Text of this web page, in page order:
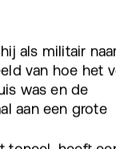
als militair
van hoe het
was en de
aan een grote